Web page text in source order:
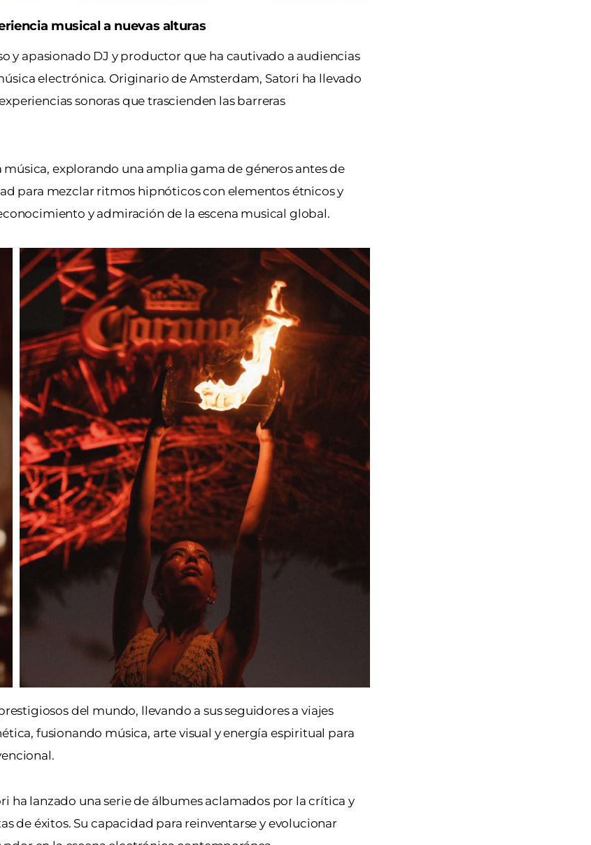
musical a nuevas alturas
y apasionado DJ y productor que ha cautivado a audiencias
electrónica. Originario de Amsterdam, Satori ha llevado
sonoras que trascienden las barreras
explorando una amplia gama de géneros antes de
para mezclar ritmos hipnóticos con elementos étnicos y
y admiración de la escena musical global.
del mundo, llevando a sus seguidores a viajes
fusionando música, arte visual y energía espiritual para
ha lanzado una serie de álbumes aclamados por la crítica y
de éxitos. Su capacidad para reinventarse y evolucionar